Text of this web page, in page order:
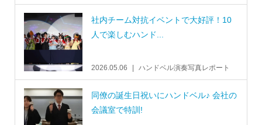
社内チーム対抗イベントで大好評！10
人で楽しむハンド...
2026.05.06 ハンドベル演奏写真レポート
同僚の誕生日祝いにハンドベル♪ 会社の
会議室で特訓!